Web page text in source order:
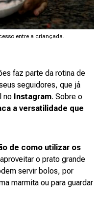
entre a criançada.
faz parte da rotina de
seguidores, que já
no Instagram. Sobre o
a versatilidade que
de como utilizar os
o prato grande
servir bolos, por
marmita ou para guardar